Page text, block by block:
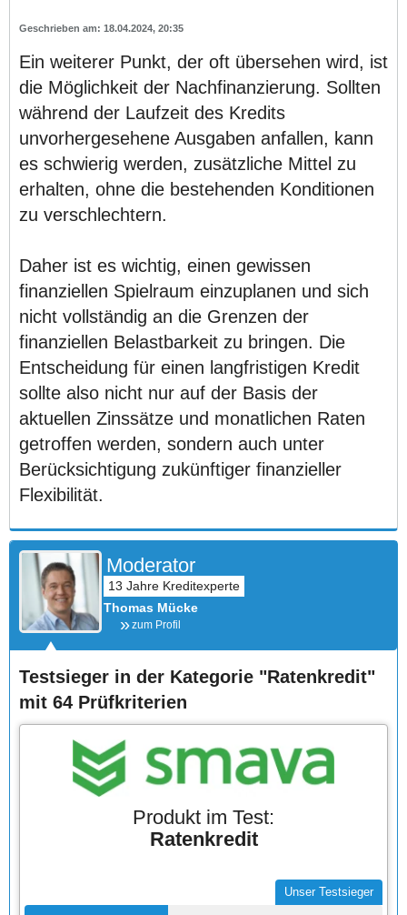
18.04.2024, 20:35
Ein weiterer Punkt, der oft übersehen wird, ist
die Möglichkeit der Nachfinanzierung. Sollten
während der Laufzeit des Kredits
unvorhergesehene Ausgaben anfallen, kann
es schwierig werden, zusätzliche Mittel zu
erhalten, ohne die bestehenden Konditionen
zu verschlechtern.
Daher ist es wichtig, einen gewissen
finanziellen Spielraum einzuplanen und sich
nicht vollständig an die Grenzen der
finanziellen Belastbarkeit zu bringen. Die
Entscheidung für einen langfristigen Kredit
sollte also nicht nur auf der Basis der
aktuellen Zinssätze und monatlichen Raten
getroffen werden, sondern auch unter
Berücksichtigung zukünftiger finanzieller
Flexibilität.
Moderator
Thomas Mücke
zum Profil
Testsieger in der Kategorie "Ratenkredit"
mit 64 Prüfkriterien
Produkt im Test:
Ratenkredit
Unser Testsieger